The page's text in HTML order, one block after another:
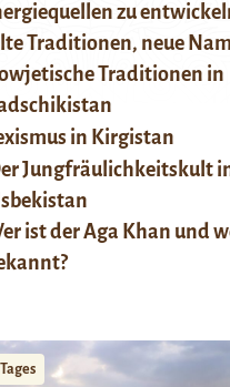
zu
Traditionen, neue
Traditionen in
in Kirgistan
Jungfräulichkeitskult
ist der Aga Khan und